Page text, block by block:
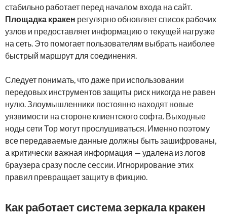
стабильно работает перед началом входа на сайт.
Площадка кракен регулярно обновляет список рабочих
узлов и предоставляет информацию о текущей нагрузке
на сеть. Это помогает пользователям выбрать наиболее
быстрый маршрут для соединения.
Следует понимать, что даже при использовании
передовых инструментов защиты риск никогда не равен
нулю. Злоумышленники постоянно находят новые
уязвимости на стороне клиентского софта. Выходные
ноды сети Тор могут прослушиваться. Именно поэтому
все передаваемые данные должны быть зашифрованы,
а критически важная информация — удалена из логов
браузера сразу после сессии. Игнорирование этих
правил превращает защиту в фикцию.
Как работает система зеркала кракен